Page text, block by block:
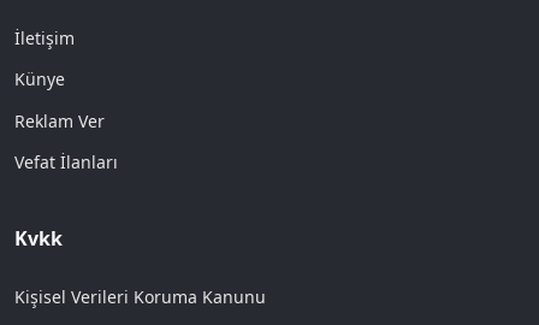
İletişim
Künye
Reklam Ver
Vefat İlanları
Kvkk
Kişisel Verileri Koruma Kanunu